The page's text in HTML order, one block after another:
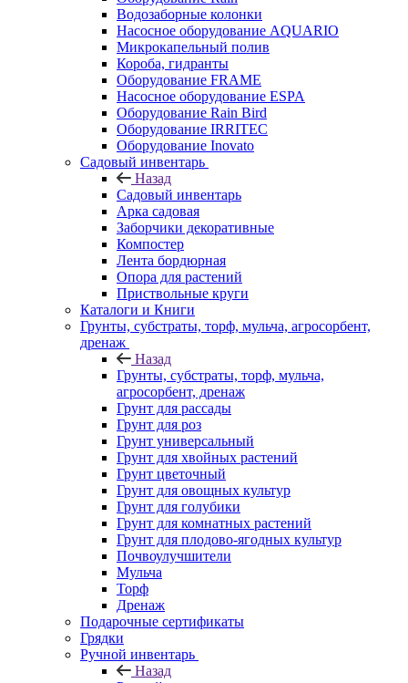
Водозаборные колонки
Насосное оборудование AQUARIO
Микрокапельный полив
Короба, гидранты
Оборудование FRAME
Насосное оборудование ESPA
Оборудование Rain Bird
Оборудование IRRITEC
Оборудование Inovato
Садовый инвентарь
Назад
Садовый инвентарь
Арка садовая
Заборчики декоративные
Компостер
Лента бордюрная
Опора для растений
Приствольные круги
Каталоги и Книги
Грунты, субстраты, торф, мульча, агросорбент,
дренаж
Назад
Грунты, субстраты, торф, мульча,
агросорбент, дренаж
Грунт для рассады
Грунт для роз
Грунт универсальный
Грунт для хвойных растений
Грунт цветочный
Грунт для овощных культур
Грунт для голубики
Грунт для комнатных растений
Грунт для плодово-ягодных культур
Почвоулучшители
Мульча
Торф
Дренаж
Подарочные сертификаты
Грядки
Ручной инвентарь
Назад